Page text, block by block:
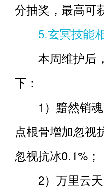
分抽奖，最高可
5.玄冥技能
本周维护后，
下：
1）黯然销魂
点根骨增加忽视
忽视抗冰0.1%；
2）万里云天